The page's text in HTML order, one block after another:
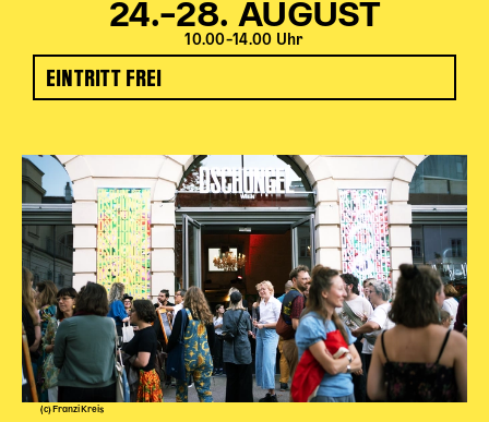
24.–28. AUGUST
10.00–14.00 Uhr
EINTRITT FREI
(c) Franzi Kreis